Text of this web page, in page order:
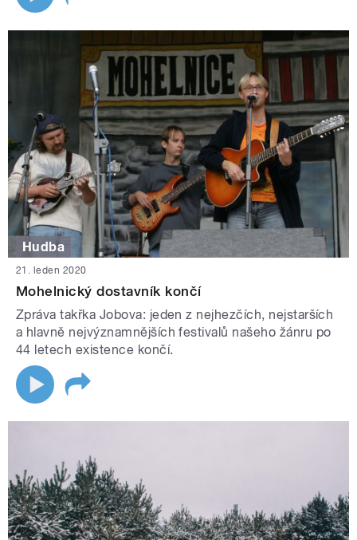
Hudba
21. leden 2020
Mohelnický dostavník končí
Zpráva takřka Jobova: jeden z nejhezčích, nejstarších
a hlavně nejvýznamnějších festivalů našeho žánru po
44 letech existence končí.